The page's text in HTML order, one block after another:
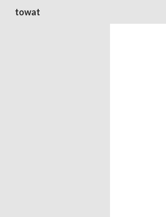
towat